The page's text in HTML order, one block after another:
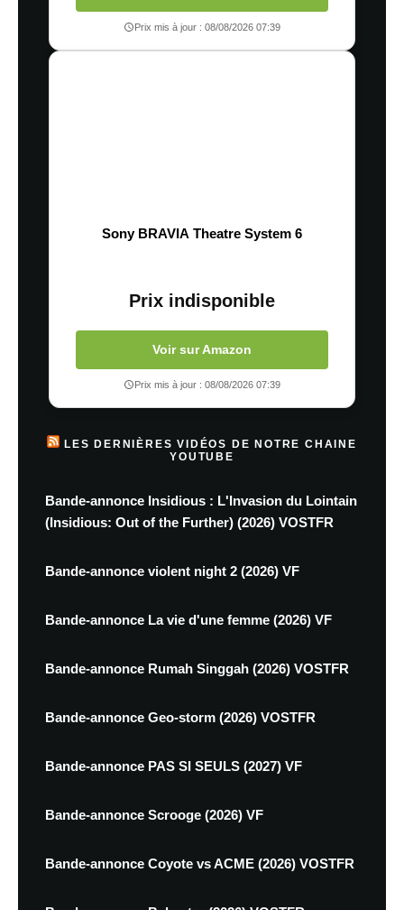
Prix mis à jour : 08/08/2026 07:39
Sony BRAVIA Theatre System 6
Prix indisponible
Voir sur Amazon
Prix mis à jour : 08/08/2026 07:39
LES DERNIÈRES VIDÉOS DE NOTRE CHAINE
YOUTUBE
Bande-annonce Insidious : L'Invasion du Lointain
(Insidious: Out of the Further) (2026) VOSTFR
Bande-annonce violent night 2 (2026) VF
Bande-annonce La vie d'une femme (2026) VF
Bande-annonce Rumah Singgah (2026) VOSTFR
Bande-annonce Geo-storm (2026) VOSTFR
Bande-annonce PAS SI SEULS (2027) VF
Bande-annonce Scrooge (2026) VF
Bande-annonce Coyote vs ACME (2026) VOSTFR